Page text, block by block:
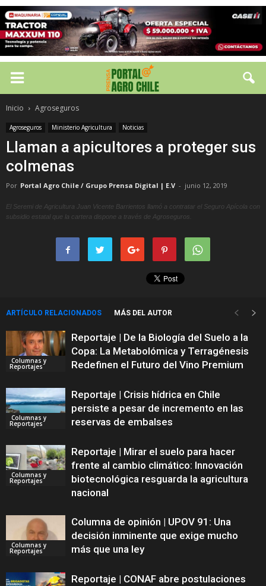
Inicio Agroseguros
Agroseguros Ministerio Agricultura Noticias
Llaman a apicultores a proteger sus
colmenas
Por Portal Agro Chile / Grupo Prensa Digital | E.V - junio 12, 2019
El Seremi de Agricultura Juan Vicente Barrientos llamó a contratar el Seguro Apícola con
subsidio estatal que la cartera dispone a través de Agroseguros.
ARTÍCULO RELACIONADOS MÁS DEL AUTOR
Columnas y
Reportajes
Reportaje | De la Biología del Suelo a la
Copa: La Metabolómica y Terragénesis
Redefinen el Futuro del Vino Premium
Columnas y
Reportajes
Reportaje | Crisis hídrica en Chile
persiste a pesar de incremento en las
reservas de embalses
Columnas y
Reportajes
Reportaje | Mirar el suelo para hacer
frente al cambio climático: Innovación
biotecnológica resguarda la agricultura
nacional
Columnas y
Reportajes
Columna de opinión | UPOV 91: Una
decisión inminente que exige mucho
más que una ley
Reportaje | CONAF abre postulaciones